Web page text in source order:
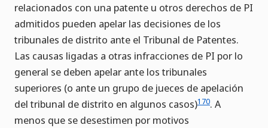
relacionados con una patente u otros derechos de PI
admitidos pueden apelar las decisiones de los
tribunales de distrito ante el Tribunal de Patentes.
Las causas ligadas a otras infracciones de PI por lo
general se deben apelar ante los tribunales
superiores (o ante un grupo de jueces de apelación
del tribunal de distrito en algunos casos)170. A
menos que se desestimen por motivos